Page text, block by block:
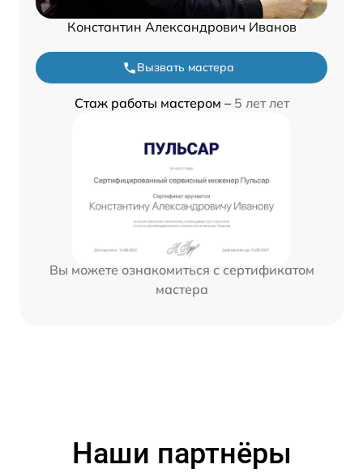
Константин Александрович Иванов
Вызвать мастера
Стаж работы мастером – 5 лет лет
Вы можете ознакомиться с сертификатом
мастера
Наши партнёры